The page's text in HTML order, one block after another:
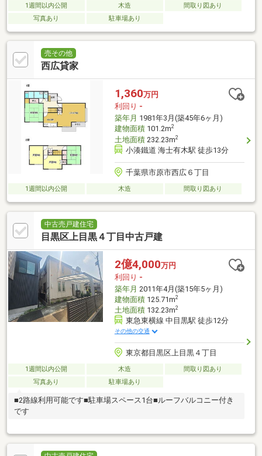
1週間以内公開 木造
間取り図あり
写真あり
駐車場あり
売その他
西広貸家
1,360万円
利回り -
築年月 1981年3月(築45年6ヶ月)
建物面積101.2m2
土地面積232.23m2
小湊鐵道 海士有木駅 徒歩13分
千葉県市原市西広６丁目
1週間以内公開 木造 間取り図あり
中古売戸建住宅
目黒区上目黒４丁目中古戸建
2億4,000万円
利回り -
築年月 2011年4月(築15年5ヶ月)
建物面積125.71m2
土地面積132.23m2
東急東横線 中目黒駅 徒歩12分
その他の交通
東京都目黒区上目黒４丁目
1週間以内公開 木造
間取り図あり
写真あり
駐車場あり
■2路線利用可能です■駐車場スペース1台■ルーフバルコニー付き
です